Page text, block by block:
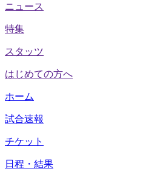
ニュース
特集
スタッツ
はじめての方へ
ホーム
試合速報
チケット
日程・結果